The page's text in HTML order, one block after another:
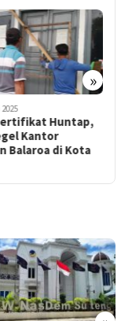
»
Huntap,
Kantor
Balaroa di Kota